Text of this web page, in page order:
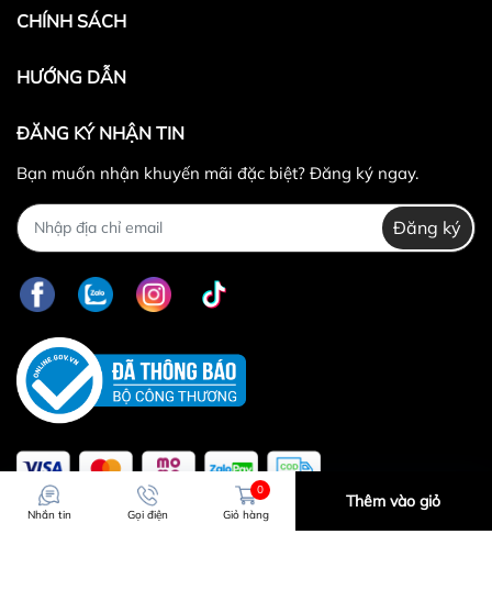
CHÍNH SÁCH
HƯỚNG DẪN
ĐĂNG KÝ NHẬN TIN
Bạn muốn nhận khuyến mãi đặc biệt? Đăng ký ngay.
Đăng ký
Nhắn tin Gọi điện
0
Giỏ hàng
Thêm vào giỏ